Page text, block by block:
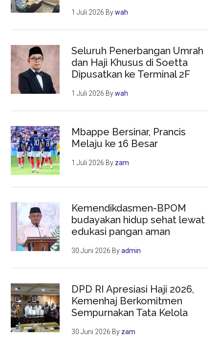
1 Juli 2026 Bywah
Seluruh Penerbangan Umrah
dan Haji Khusus di Soetta
Dipusatkan ke Terminal 2F
1 Juli 2026 Bywah
Mbappe Bersinar, Prancis
Melaju ke 16 Besar
1 Juli 2026 By zam
Kemendikdasmen-BPOM
budayakan hidup sehat lewat
edukasi pangan aman
30 Juni 2026 Byadmin
DPD RI Apresiasi Haji 2026,
Kemenhaj Berkomitmen
Sempurnakan Tata Kelola
30 Juni 2026 By zam